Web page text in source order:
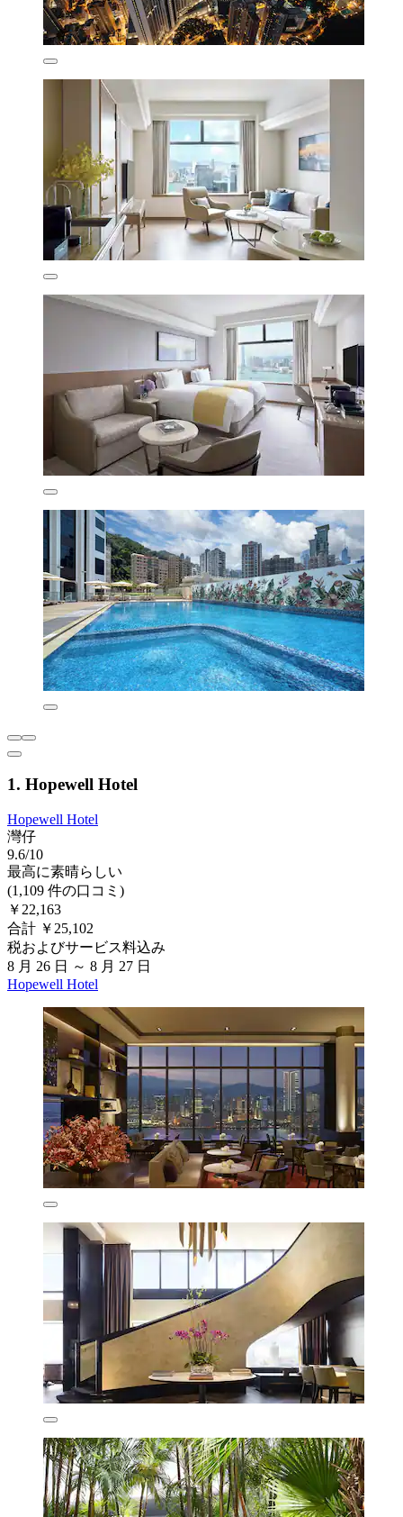
1. Hopewell Hotel
Hopewell Hotel
灣仔
9.6/10
最高に素晴らしい
(1,109 件の口コミ)
￥22,163
合計 ￥25,102
税およびサービス料込み
8 月 26 日 ～ 8 月 27 日
Hopewell Hotel